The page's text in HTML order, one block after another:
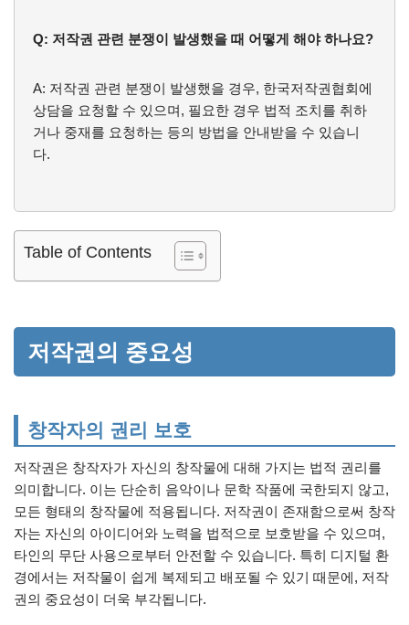
Q: 저작권 관련 분쟁이 발생했을 때 어떻게 해야 하나요?
A: 저작권 관련 분쟁이 발생했을 경우, 한국저작권협회에
상담을 요청할 수 있으며, 필요한 경우 법적 조치를 취하
거나 중재를 요청하는 등의 방법을 안내받을 수 있습니
다.
Table of Contents
저작권의 중요성
창작자의 권리 보호
저작권은 창작자가 자신의 창작물에 대해 가지는 법적 권리를
의미합니다. 이는 단순히 음악이나 문학 작품에 국한되지 않고,
모든 형태의 창작물에 적용됩니다. 저작권이 존재함으로써 창작
자는 자신의 아이디어와 노력을 법적으로 보호받을 수 있으며,
타인의 무단 사용으로부터 안전할 수 있습니다. 특히 디지털 환
경에서는 저작물이 쉽게 복제되고 배포될 수 있기 때문에, 저작
권의 중요성이 더욱 부각됩니다.